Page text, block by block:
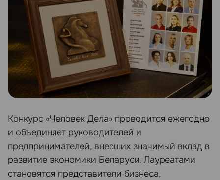
Конкурс «Человек Дела» проводится ежегодно
и объединяет руководителей и
предпринимателей, внесших значимый вклад в
развитие экономики Беларуси. Лауреатами
становятся представители бизнеса,